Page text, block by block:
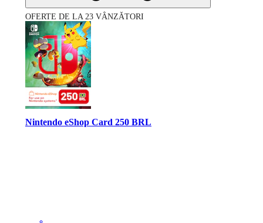
OFERTE DE LA 23 VÂNZĂTORI
Nintendo eShop Card 250 BRL